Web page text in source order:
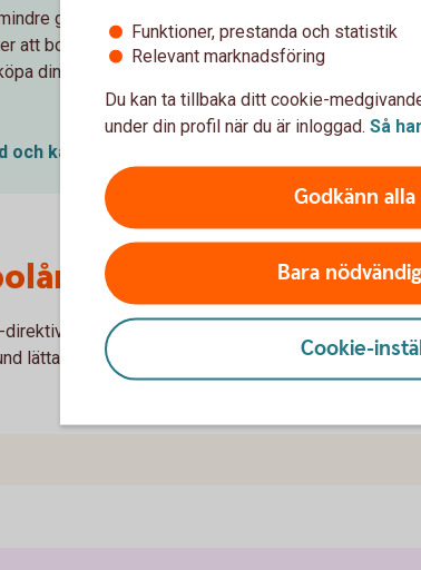
gård idag har kvar sitt vanliga jobb,
att bosätta sig på landet. Våra rådgivare
din gård och vad som är viktigt att tänka
och kanske bli
som innebär ett stärkt konsumentskydd.
lättare ska förstå innehållet i ditt
Funktioner, prestanda och statistik
Relevant marknadsföring
Du kan ta tillbaka ditt cookie-
under din profil när du är inloggad. Så
Godkänn
Bara
Cookie-